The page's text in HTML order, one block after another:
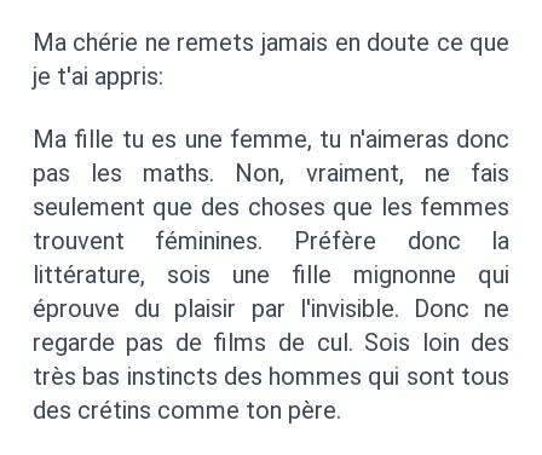
Ma chérie ne remets jamais en doute ce que
je t'ai appris:
Ma fille tu es une femme, tu n'aimeras donc
pas les maths. Non, vraiment, ne fais
seulement que des choses que les femmes
trouvent féminines. Préfère donc la
littérature, sois une fille mignonne qui
éprouve du plaisir par l'invisible. Donc ne
regarde pas de films de cul. Sois loin des
très bas instincts des hommes qui sont tous
des crétins comme ton père.